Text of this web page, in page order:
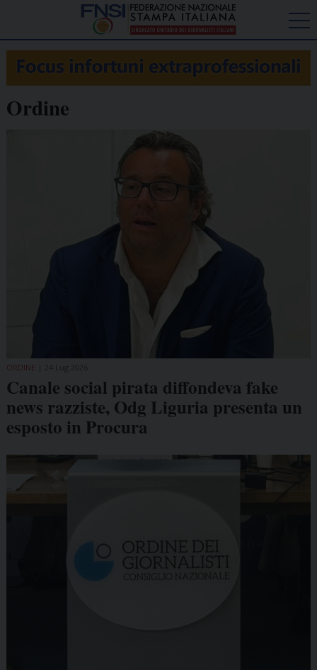
Ordine
ORDINE
Canale social pirata diffondeva fake
news razziste, Odg Liguria presenta un
esposto in Procura